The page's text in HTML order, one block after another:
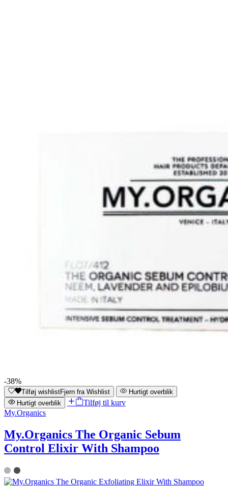
-38%
Tilføj wishlistFjern fra Wishlist
Hurtigt overblik
Hurtigt overblik
Tilføj til kurv
My.Organics
My.Organics The Organic Sebum
Control Elixir With Shampoo